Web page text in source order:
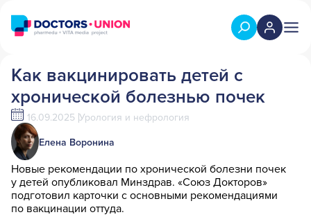
Как вакцинировать детей с
хронической болезнью почек
16.09.2025 Урология и нефрология
Елена Воронина
Новые рекомендации по хронической болезни почек
у детей опубликовал Минздрав. «Союз Докторов»
подготовил карточки с основными рекомендациями
по вакцинации оттуда.